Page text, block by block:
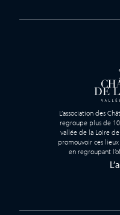
L’association des
regroupe plus de
vallée de la Loire
promouvoir ces
en regroupant